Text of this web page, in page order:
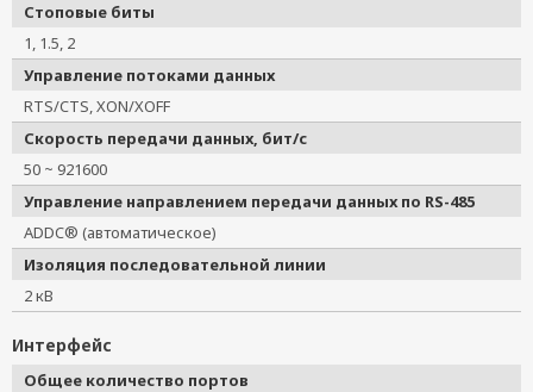
Стоповые биты
1, 1.5, 2
Управление потоками данных
RTS/CTS, XON/XOFF
Скорость передачи данных, бит/с
50 ~ 921600
Управление направлением передачи данных по RS-485
ADDC® (автоматическое)
Изоляция последовательной линии
2 кВ
Интерфейс
Общее количество портов